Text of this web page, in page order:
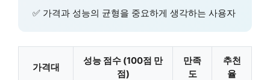
✅ 가격과 성능의 균형을 중요하게 생각하는 사용자
가격대
성능 점수 (100점 만
점)
만족
도
추천
율